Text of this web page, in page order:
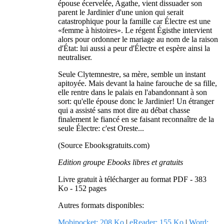
épouse écervelée, Agathe, vient dissuader son
parent le Jardinier d'une union qui serait
catastrophique pour la famille car Électre est une
«femme à histoires». Le régent Égisthe intervient
alors pour ordonner le mariage au nom de la raison
d'État: lui aussi a peur d'Électre et espère ainsi la
neutraliser.
Seule Clytemnestre, sa mère, semble un instant
apitoyée. Mais devant la haine farouche de sa fille,
elle rentre dans le palais en l'abandonnant à son
sort: qu'elle épouse donc le Jardinier! Un étranger
qui a assisté sans mot dire au débat chasse
finalement le fiancé en se faisant reconnaître de la
seule Électre: c'est Oreste...
(Source Ebooksgratuits.com)
Edition groupe Ebooks libres et gratuits
Livre gratuit à télécharger au format PDF - 383
Ko - 152 pages
Autres formats disponibles:
Mobipocket: 208 Ko | eReader: 155 Ko | Word: